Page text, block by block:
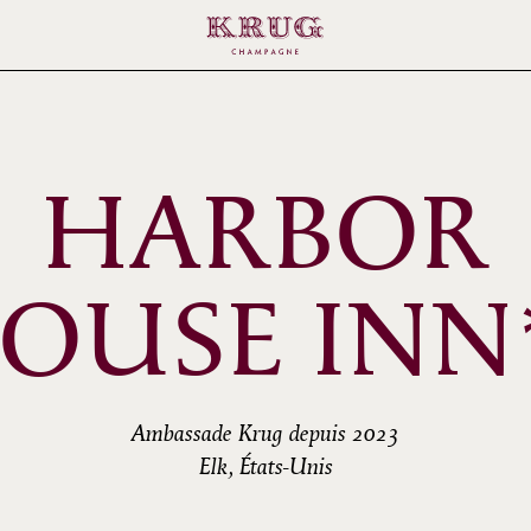
HARBOR
Ambassade Krug depuis 2023
Elk, États-Unis